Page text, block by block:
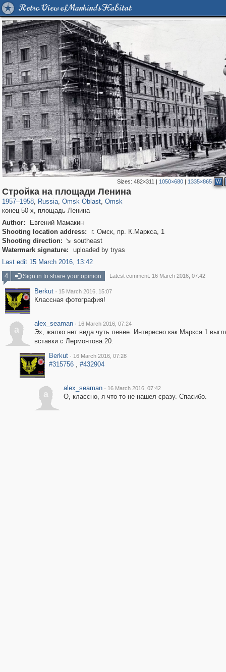
Retro View of Mankind's Habitat
Sizes:482×311 | 1050×680 | 1335×865 W
Стройка на площади Ленина
1957–1958, Russia
1,406,672 29,243
, Omsk Oblast
31,667 80
, Omsk
22,536 71
конец 50-х, площадь Ленина
Author:
Евгений Мамакин
Shooting location address:
г. Омск, пр. К.Маркса, 1
Shooting direction:  southeast
Watermark signature:
uploaded by tryas
Last edit 15 March 2016, 13:42
4
Sign in to share your opinion Latest comment: 16 March 2016, 07:42
Berkut · 15 March 2016, 15:07
Классная фотография!
a
alex_seaman · 16 March 2016, 07:24
Эх, жалко нет вида чуть левее. Интересно как Маркса 1
вставки с Лермонтова 20.
Berkut · 16 March 2016, 07:28
#315756, #432904
a
alex_seaman · 16 March 2016, 07:42
О, классно, я что то не нашел сразу. Спасибо.